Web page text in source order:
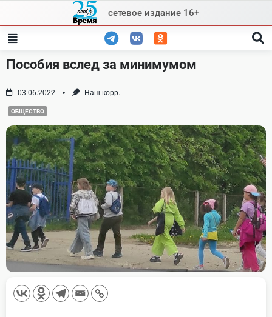
content
сетевое издание 16+
Пособия вслед за минимумом
03.06.2022 Наш корр.
ОБЩЕСТВО